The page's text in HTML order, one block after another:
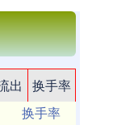
出
换手率
换手率